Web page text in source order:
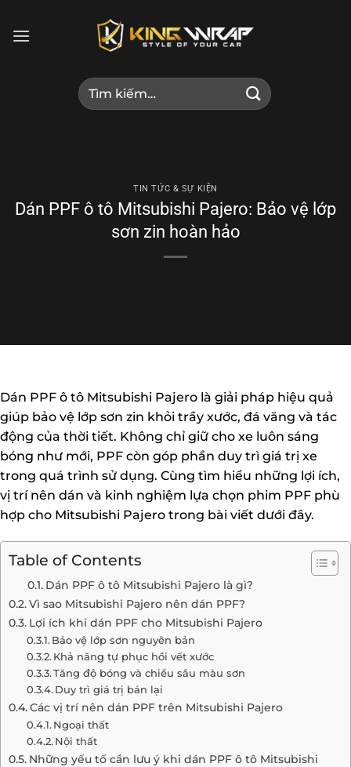
qua
Tìm
kiếm:
TIN TỨC & SỰ KIỆN
Dán PPF ô tô Mitsubishi Pajero: Bảo vệ lớp
sơn zin hoàn hảo
Dán PPF ô tô Mitsubishi Pajero là giải pháp hiệu quả
giúp bảo vệ lớp sơn zin khỏi trầy xước, đá văng và tác
động của thời tiết. Không chỉ giữ cho xe luôn sáng
bóng như mới, PPF còn góp phần duy trì giá trị xe
trong quá trình sử dụng. Cùng tìm hiểu những lợi ích,
vị trí nên dán và kinh nghiệm lựa chọn phim PPF phù
hợp cho Mitsubishi Pajero trong bài viết dưới đây.
Table of Contents
Dán PPF ô tô Mitsubishi Pajero là gì?
Vì sao Mitsubishi Pajero nên dán PPF?
Lợi ích khi dán PPF cho Mitsubishi Pajero
Bảo vệ lớp sơn nguyên bản
Khả năng tự phục hồi vết xước
Tăng độ bóng và chiều sâu màu sơn
Duy trì giá trị bán lại
Các vị trí nên dán PPF trên Mitsubishi Pajero
Ngoại thất
Nội thất
Những yếu tố cần lưu ý khi dán PPF ô tô Mitsubishi